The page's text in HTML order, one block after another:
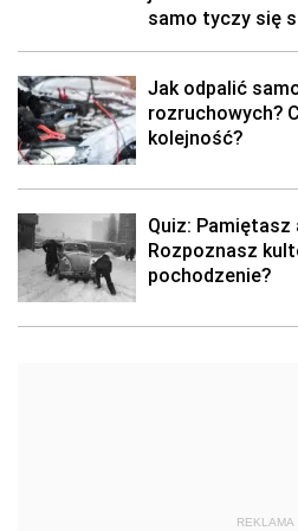
samo tyczy się
Jak odpalić
rozruchowych?
kolejność?
Quiz: Pamiętasz
Rozpoznasz
pochodzenie?
REKLAMA